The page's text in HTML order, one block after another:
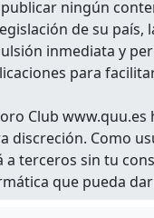
ningún
de su
inmediata y
para
Club
discreción. Como
a terceros sin tu
que pueda